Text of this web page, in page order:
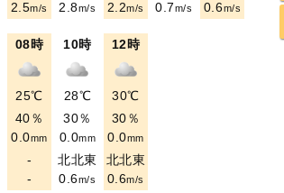
2.5m/s
2.8m/s
2.2m/s
0.7m/s
0.6m/s
08時
25℃
40％
0.0mm
-
-
10時
28℃
30％
0.0mm
北北東
0.6m/s
12時
30℃
30％
0.0mm
北北東
0.6m/s